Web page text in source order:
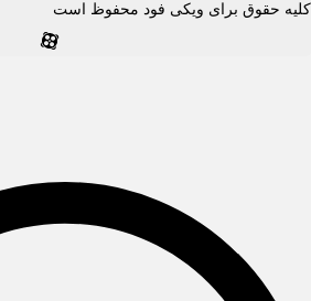
حقوق برای ویکی فود محفوظ است